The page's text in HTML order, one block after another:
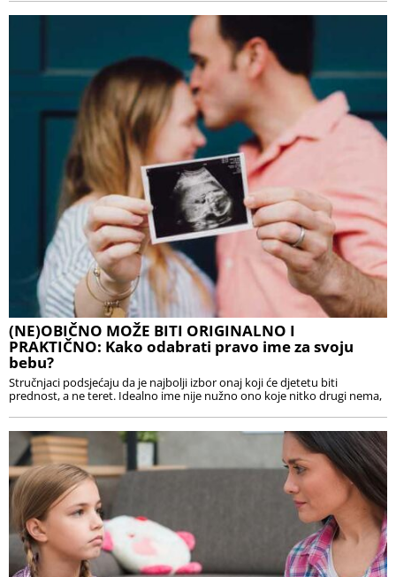
(NE)OBIČNO MOŽE BITI ORIGINALNO I
PRAKTIČNO: Kako odabrati pravo ime za svoju
bebu?
Stručnjaci podsjećaju da je najbolji izbor onaj koji će djetetu biti
prednost, a ne teret. Idealno ime nije nužno ono koje nitko drugi nema,